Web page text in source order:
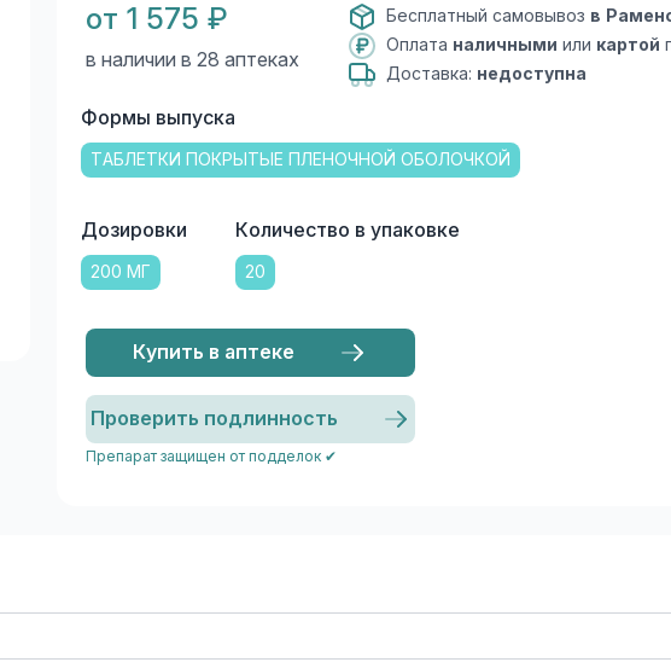
от 1 575 ₽
в наличии в 28 аптеках
Бесплатный самовывоз в
Оплата наличными или картой
Доставка: недоступна
Формы выпуска
ТАБЛЕТКИ ПОКРЫТЫЕ ПЛЕНОЧНОЙ ОБОЛОЧКОЙ
Дозировки
200 МГ
Количество в упаковке
20
Купить в аптеке
Проверить подлинность
Препарат защищен от подделок ✔